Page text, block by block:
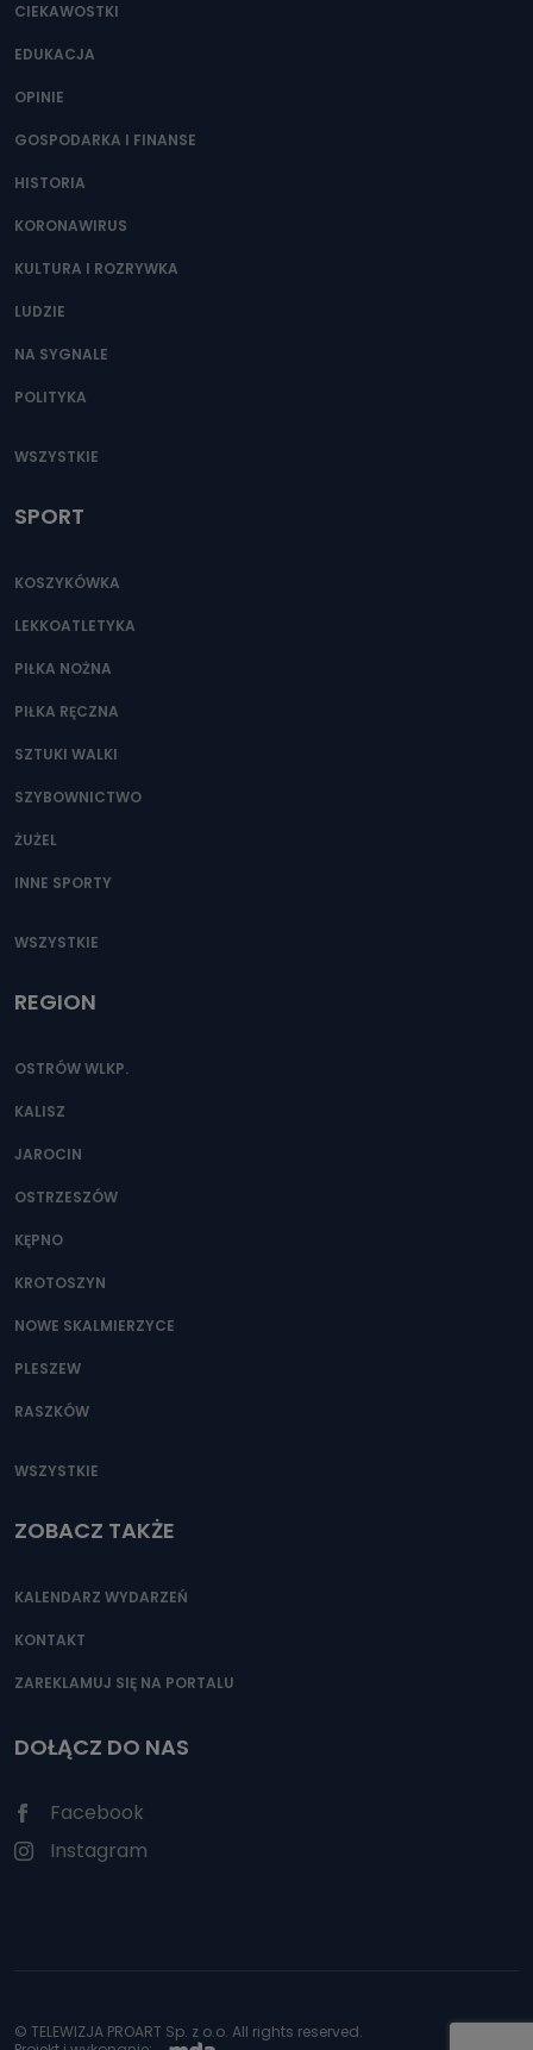
CIEKAWOSTKI
EDUKACJA
OPINIE
GOSPODARKA I FINANSE
HISTORIA
KORONAWIRUS
KULTURA I ROZRYWKA
LUDZIE
NA SYGNALE
POLITYKA
WSZYSTKIE
SPORT
KOSZYKÓWKA
LEKKOATLETYKA
PIŁKA NOŻNA
PIŁKA RĘCZNA
SZTUKI WALKI
SZYBOWNICTWO
ŻUŻEL
INNE SPORTY
WSZYSTKIE
REGION
OSTRÓW WLKP.
KALISZ
JAROCIN
OSTRZESZÓW
KĘPNO
KROTOSZYN
NOWE SKALMIERZYCE
PLESZEW
RASZKÓW
WSZYSTKIE
ZOBACZ TAKŻE
KALENDARZ WYDARZEŃ
KONTAKT
ZAREKLAMUJ SIĘ NA PORTALU
DOŁĄCZ DO NAS
Facebook
Instagram
© TELEWIZJA PROART Sp. z o.o. All rights reserved.